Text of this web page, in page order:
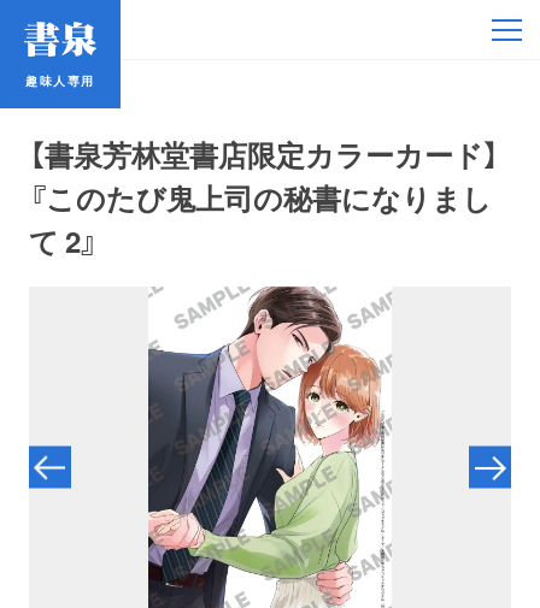
趣味人専用
【書泉芳林堂書店限定カラーカード】
『このたび鬼上司の秘書になりまし
て 2』
趣味人専用
鉄道・バス
コミック・ラノベ
プロレス